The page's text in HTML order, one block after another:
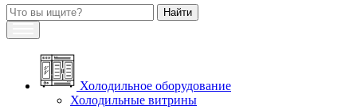
Холодильное оборудование
Холодильные витрины